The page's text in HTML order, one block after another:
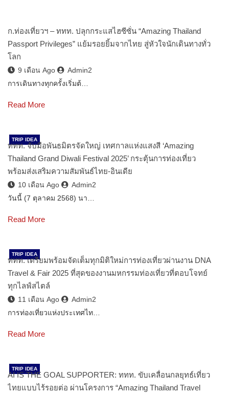
ก.ท่องเที่ยวฯ – ททท. ปลุกกระแสไฮซีซั่น “Amazing Thailand
Passport Privileges” แย้มรอยยิ้มจากไทย สู่หัวใจนักเดินทางทั่ว
โลก
9 เดือน Ago
Admin2
การเดินทางทุกครั้งเริ่มต้…
Read More
TRIP IDEA
ททท. จับมือพันธมิตรจัดใหญ่ เทศกาลแห่งแสงสี ‘Amazing
Thailand Grand Diwali Festival 2025’ กระตุ้นการท่องเที่ยว
พร้อมส่งเสริมความสัมพันธ์ไทย-อินเดีย
10 เดือน Ago
Admin2
วันนี้ (7 ตุลาคม 2568) นา…
Read More
TRIP IDEA
ททท. เตรียมพร้อมจัดเต็มทุกมิติใหม่การท่องเที่ยวผ่านงาน DNA
Travel & Fair 2025 ที่สุดของงานมหกรรมท่องเที่ยวที่ตอบโจทย์
ทุกไลฟ์สไตล์
11 เดือน Ago
Admin2
การท่องเที่ยวแห่งประเทศไท…
Read More
TRIP IDEA
AI IS THE GOAL SUPPORTER: ททท. ขับเคลื่อนกลยุทธ์เที่ยว
ไทยแบบไร้รอยต่อ ผ่านโครงการ “Amazing Thailand Travel